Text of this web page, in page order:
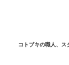
コトブキの職人、ス